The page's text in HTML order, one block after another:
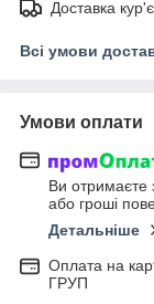
Доставка
Всі умови
Умови оплати
Ви отримаєте
або гроші
Детальніше
Оплата на
ГРУП